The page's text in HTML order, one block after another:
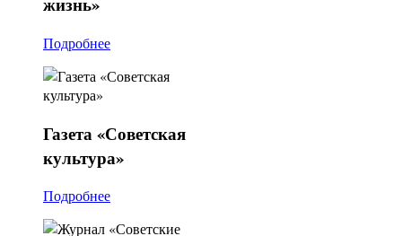
Подробнее
Газета«Советская
культура»
Подробнее